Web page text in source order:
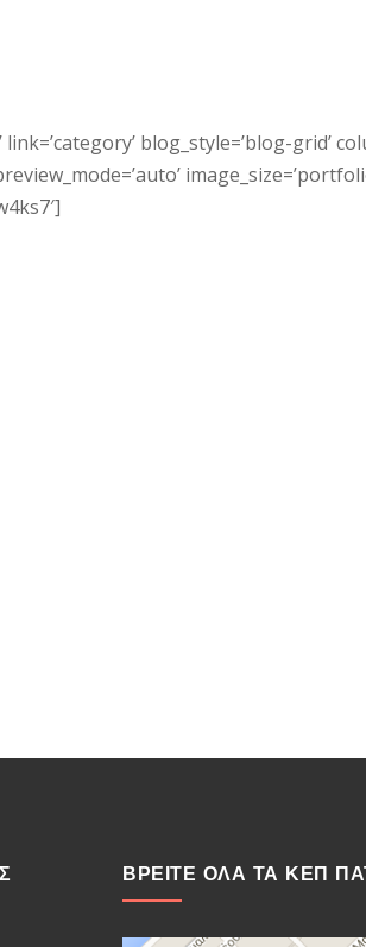
blog_style=’blog-grid’
ΒΡΕΙΤΕ ΟΛΑ ΤΑ ΚΕΠ